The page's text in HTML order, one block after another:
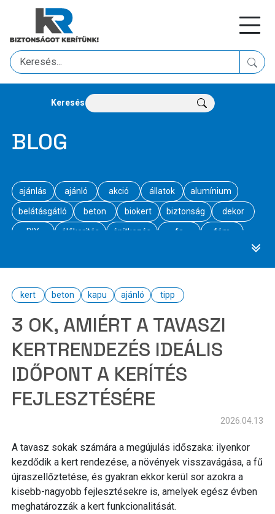
BLOG
ajánlás ajánló akció állatok alumínium
belátásgátló beton biokert biztonság dekor
DIY élőkerítés építkezés fa fém
kertész kerti kiegészítő kiegészítő
lábazat
összehasonlítás projektbemutató szerelés
tekercses telepítés termékajánló tipp
újrahasznosítás vadháló videó
Keresés
kert beton kapu ajánló tipp
3 OK, AMIÉRT A TAVASZI
KERTRENDEZÉS IDEÁLIS
IDŐPONT A KERÍTÉS
FEJLESZTÉSÉRE
2026.04.13
A tavasz sokak számára a megújulás időszaka: ilyenkor
kezdődik a kert rendezése, a növények visszavágása, a fű
újraszellőztetése, és gyakran ekkor kerül sor azokra a
kisebb-nagyobb fejlesztésekre is, amelyek egész évben
meghatározzák a kert funkcionalitását.